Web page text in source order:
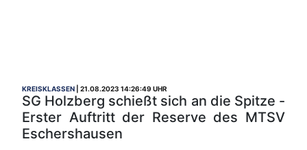
KREISKLASSEN 21.08.2023 14:26:49 UHR
SG Holzberg schießt sich an die Spitze -
Erster Auftritt der Reserve des MTSV
Eschershausen